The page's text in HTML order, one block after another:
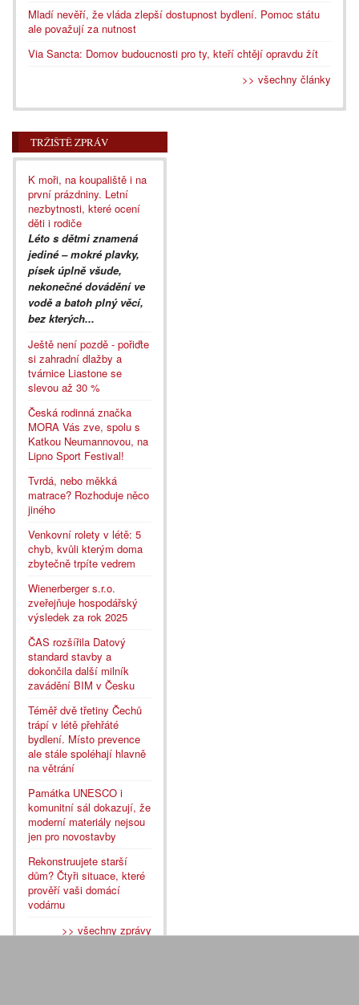
Mladí nevěří, že vláda zlepší dostupnost bydlení. Pomoc státu
ale považují za nutnost
Via Sancta: Domov budoucnosti pro ty, kteří chtějí opravdu žít
>> všechny články
TRŽIŠTĚ ZPRÁV
K moři, na koupaliště i na
první prázdniny. Letní
nezbytnosti, které ocení
děti i rodiče
Léto s dětmi znamená
jediné – mokré plavky,
písek úplně všude,
nekonečné dovádění ve
vodě a batoh plný věcí,
bez kterých...
Ještě není pozdě - pořiďte
si zahradní dlažby a
tvárnice Liastone se
slevou až 30 %
Česká rodinná značka
MORA Vás zve, spolu s
Katkou Neumannovou, na
Lipno Sport Festival!
Tvrdá, nebo měkká
matrace? Rozhoduje něco
jiného
Venkovní rolety v létě: 5
chyb, kvůli kterým doma
zbytečně trpíte vedrem
Wienerberger s.r.o.
zveřejňuje hospodářský
výsledek za rok 2025
ČAS rozšířila Datový
standard stavby a
dokončila další milník
zavádění BIM v Česku
Téměř dvě třetiny Čechů
trápí v létě přehřáté
bydlení. Místo prevence
ale stále spoléhají hlavně
na větrání
Památka UNESCO i
komunitní sál dokazují, že
moderní materiály nejsou
jen pro novostavby
Rekonstruujete starší
dům? Čtyři situace, které
prověří vaši domácí
vodárnu
>> všechny zprávy